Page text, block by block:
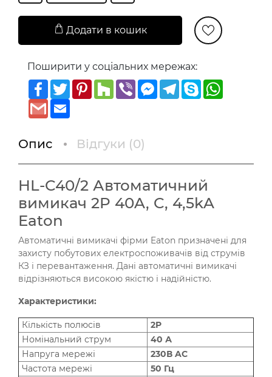
Додати в кошик
Поширити у соціальних мережах:
Facebook
TwitterPinterest
HouzzViberMessenger
Telegram
Skype
Gmail
Опис Відгуки (0)
HL-C40/2 Автоматичний
вимикач 2P 40A, C, 4,5kA
Eaton
Автоматичні вимикачі фірми Eaton призначені для
захисту побутових електроспоживачів від струмів
КЗ і перевантаження. Дані автоматичні вимикачі
відрізняються високою якістю і надійністю.
Характеристики:
Кількість полюсів
2P
Номінальний струм
40 А
Напруга мережі
230В AC
Частота мережі
50 Гц